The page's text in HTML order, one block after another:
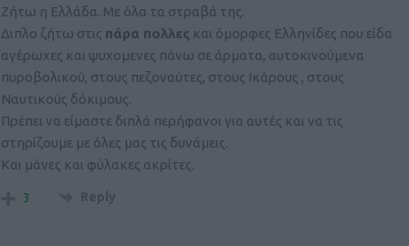
Ζήτω η Ελλάδα. Με όλα τα στραβά της.
Διπλο ζήτω στις πάρα πολλες και όμορφες Ελληνίδες που είδα
αγέρωχες και ψυχομενες πάνω σε άρματα, αυτοκινούμενα
πυροβολικού, στους πεζοναύτες, στους Ικάρους , στους
Ναυτικούς δόκιμους.
Πρέπει να είμαστε διπλά περήφανοι για αυτές και να τις
στηρίζουμε με όλες μας τις δυνάμεις.
Και μάνες και φύλακες ακρίτες.
3 Reply